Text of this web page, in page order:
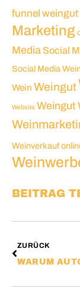
funnel weingut
Marketing
Media Social
Social Media
Wein Weingut
Website Weingut
Weinverkauf
BEITRAG
ZURÜCK